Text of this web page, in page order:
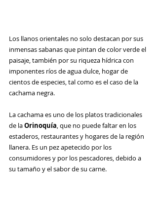
Los llanos orientales no solo destacan por sus
inmensas sabanas que pintan de color verde el
paisaje, también por su riqueza hídrica con
imponentes ríos de agua dulce, hogar de
cientos de especies, tal como es el caso de la
cachama negra.
La cachama es uno de los platos tradicionales
de la Orinoquía, que no puede faltar en los
estaderos, restaurantes y hogares de la región
llanera. Es un pez apetecido por los
consumidores y por los pescadores, debido a
su tamaño y el sabor de su carne.